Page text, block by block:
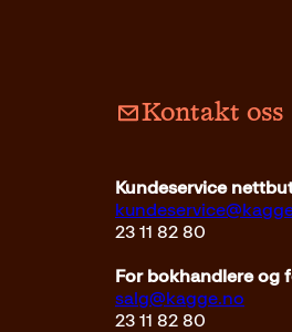
Kontakt oss
Kundeservice
23 11 82 80
For bokhandlere og
salg@kagge.no
23 11 82 80